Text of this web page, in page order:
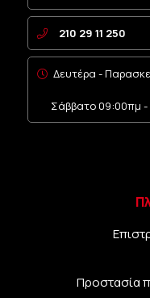
210 29 11 250
Δευτέρα -
Σάββατο 09:00πμ -
Προστασία